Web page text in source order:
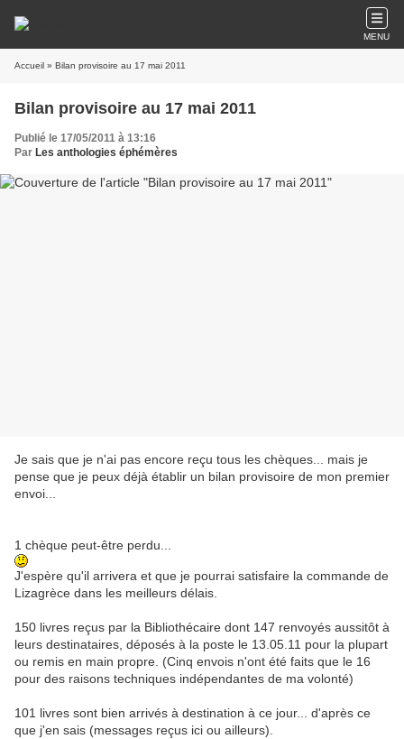
MENU
Accueil » Bilan provisoire au 17 mai 2011
Bilan provisoire au 17 mai 2011
Publié le 17/05/2011 à 13:16
Par Les anthologies éphémères
Je sais que je n'ai pas encore reçu tous les chèques... mais je
pense que je peux déjà établir un bilan provisoire de mon premier
envoi...
1 chèque peut-être perdu...
J'espère qu'il arrivera et que je pourrai satisfaire la commande de
Lizagrèce dans les meilleurs délais.
150 livres reçus par la Bibliothécaire dont 147 renvoyés aussitôt à
leurs destinataires, déposés à la poste le 13.05.11 pour la plupart
ou remis en main propre. (Cinq envois n'ont été faits que le 16
pour des raisons techniques indépendantes de ma volonté)
101 livres sont bien arrivés à destination à ce jour... d'après ce
que j'en sais (messages reçus ici ou ailleurs).